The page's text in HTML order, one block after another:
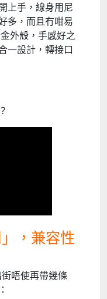
上手，線身用尼
多，而且冇咁易
外殼，手感好之
一設計，轉接口
，兼容性
唔使再帶幾條